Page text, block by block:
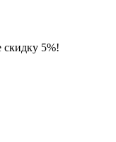
скидку 5%!